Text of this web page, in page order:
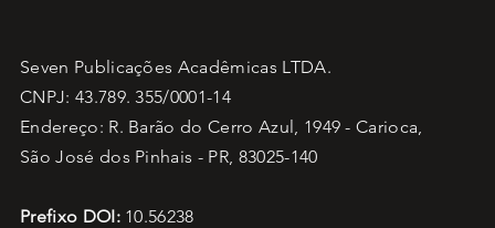
Seven Publicações Acadêmicas LTDA.
CNPJ: 43.789. 355/0001-14
Endereço: R. Barão do Cerro Azul, 1949 - Carioca,
São José dos Pinhais - PR, 83025-140
Prefixo DOI:10.56238